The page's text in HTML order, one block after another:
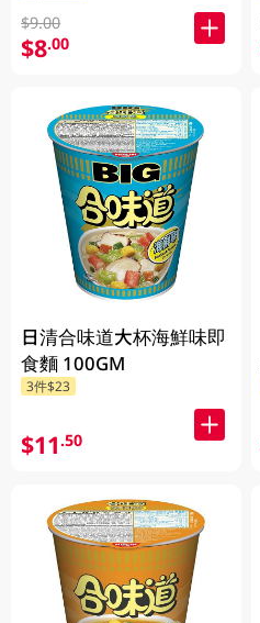
$9.00
$8.00
日清合味道大杯海鮮味即
食麵 100GM
3件$23
$11.50